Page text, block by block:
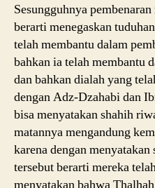
Sesungguhnya
berarti menegaskan
telah membantu dalam
bahkan ia telah membantu
dan bahkan dialah yang
dengan Adz-Dzahabi dan
bisa menyatakan shahih
matannya mengandung
karena dengan
tersebut berarti mereka
menyatakan bahwa